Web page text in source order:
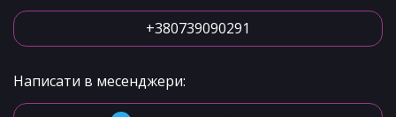
+380739090291
Написати в месенджери: